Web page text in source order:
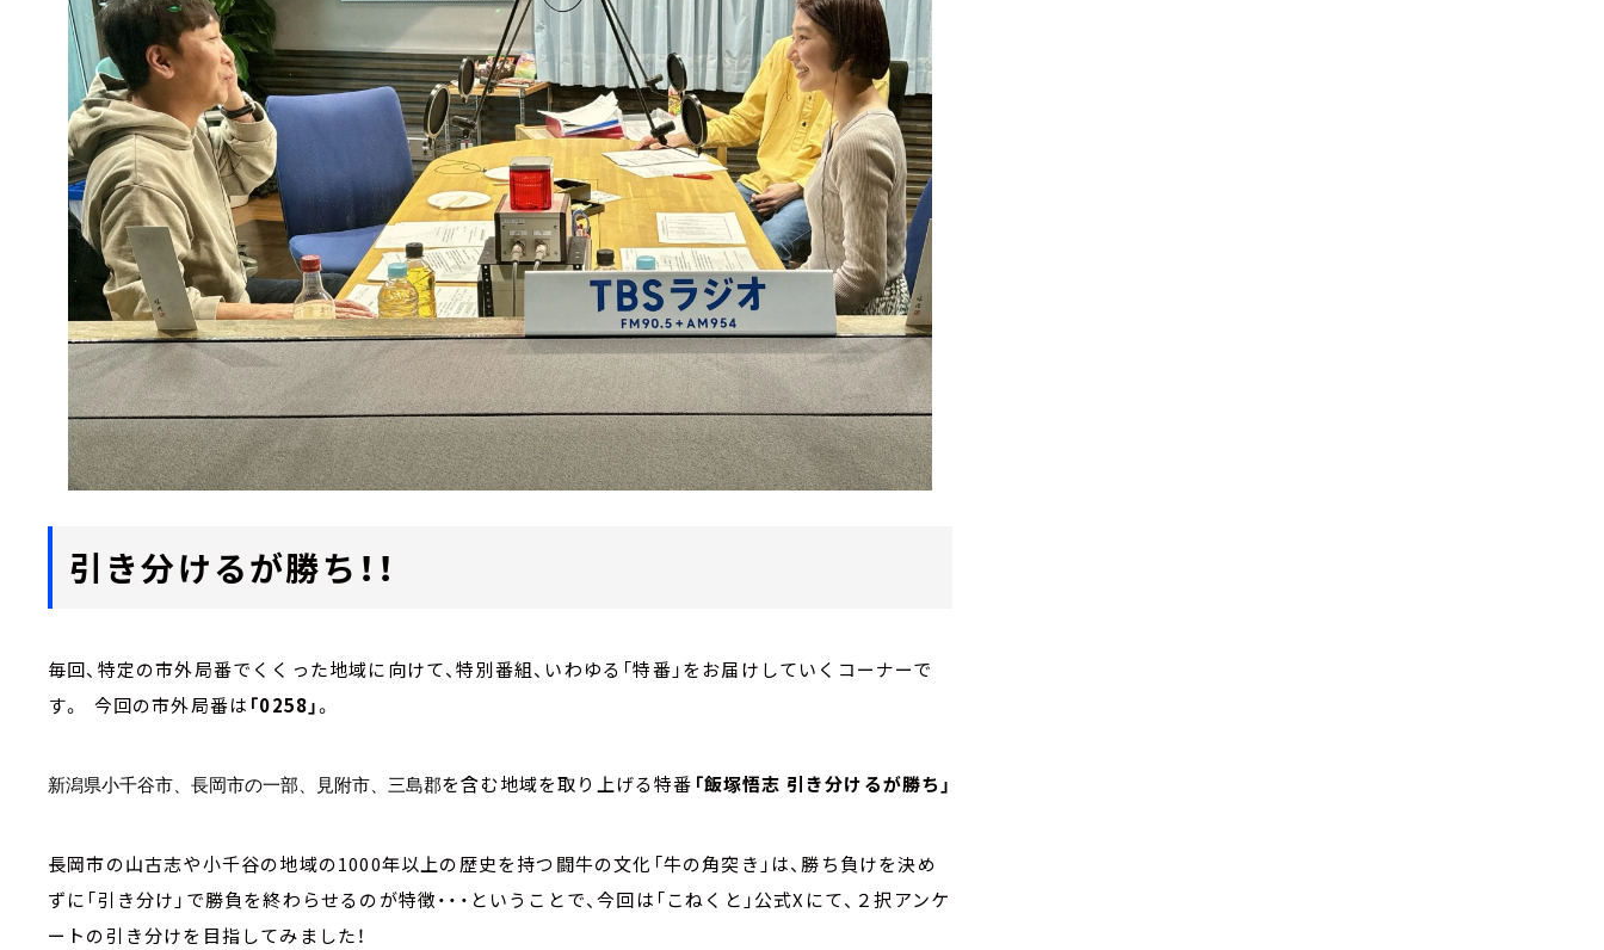
引き分けるが勝ち！！
毎回、特定の市外局番でくくった地域に向けて、特別番組、いわゆる「特番」をお届けしていくコーナーで
す。 今回の市外局番は 「0258」。
新潟県小千谷市、長岡市の一部、見附市、三島郡を含む地域を取り上げる特番 「飯塚悟志 引き分けるが勝ち」
長岡市の山古志や小千谷の地域の1000年以上の歴史を持つ闘牛の文化「牛の角突き」は、勝ち負けを決め
ずに「引き分け」で勝負を終わらせるのが特徴・・・ということで、今回は「こねくと」公式Xにて、２択アンケ
ートの引き分けを目指してみました！